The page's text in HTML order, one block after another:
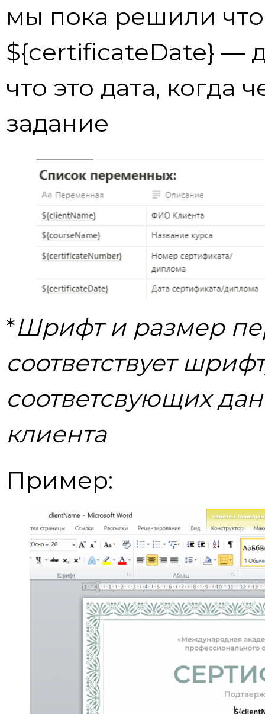
мы пока решили что
${certificateDate} —
что это дата, когда
задание
*Шрифт и размер
соответствует
соответсвующих
клиента
Пример: